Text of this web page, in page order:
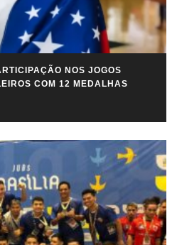
NOS JOGOS
COM 12 MEDALHAS